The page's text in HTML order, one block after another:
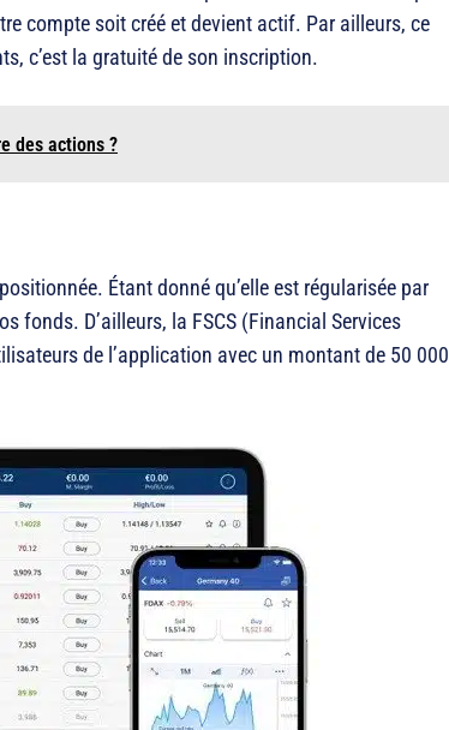
compte soit créé et devient actif. Par ailleurs, ce
c’est la gratuité de son inscription.
des actions ?
Étant donné qu’elle est régularisée par
fonds. D’ailleurs, la FSCS (Financial Services
de l’application avec un montant de 50 000